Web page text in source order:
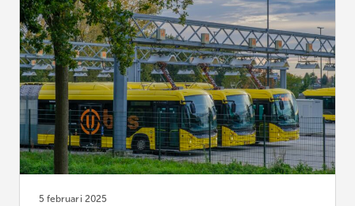
5 februari 2025